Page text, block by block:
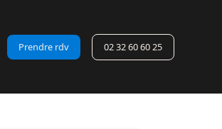
Prendre rdv 02 32 60 60 25